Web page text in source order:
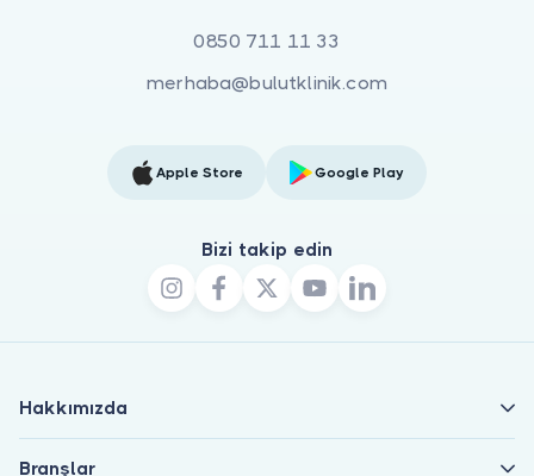
0850 711 11 33
merhaba@bulutklinik.com
Apple Store Google Play
Bizi takip edin
Hakkımızda
Branşlar